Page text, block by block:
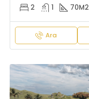
2 1 70M2
Ara